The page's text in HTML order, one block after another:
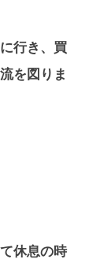
行き、買
を図りま
休息の時